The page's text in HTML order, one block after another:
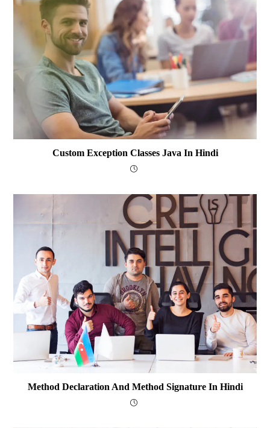
Custom Exception Classes Java In Hindi
Method Declaration And Method Signature In Hindi